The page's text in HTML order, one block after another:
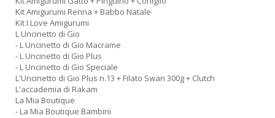
Kit Amigurumi Renna + Babbo Natale
Kit I Love Amigurumi
L Uncinetto di Gio
- L Uncinetto di Gio Macrame
- L Uncinetto di Gio Plus
- L Uncinetto di Gio Speciale
L'Uncinetto di Gio Plus n.13 + Filato Swan 300g + Clutch
L'accademia di Rakam
La Mia Boutique
- La Mia Boutique Bambini